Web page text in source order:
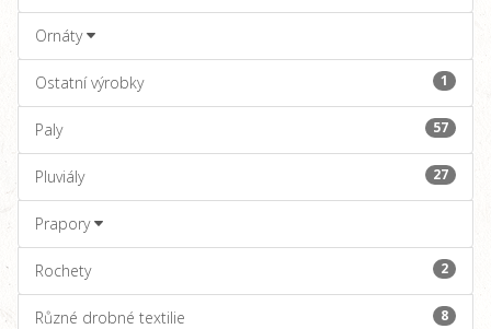
Ornáty
Ostatní výrobky 1
Paly 57
Pluviály 27
Prapory
Rochety 2
Různé drobné textilie 8